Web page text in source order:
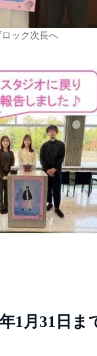
ック次長へ
1月31日ま